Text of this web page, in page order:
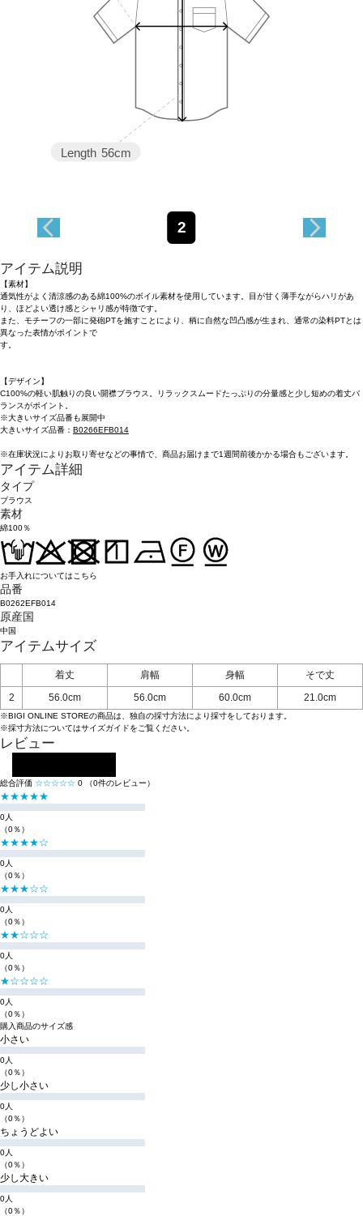
Length 56cm
2
アイテム説明
【素材】
通気性がよく清涼感のある綿100%のボイル素材を使用しています。目が甘く薄手ながらハリがあ
り、ほどよい透け感とシャリ感が特徴です。
また、モチーフの一部に発砲PTを施すことにより、柄に自然な凹凸感が生まれ、通常の染料PTとは
異なった表情がポイントで
【デザイン】
C100%の軽い肌触りの良い開襟ブラウス。リラックスムードたっぷりの分量感と少し短めの着丈バ
ランスがポイント。
※大きいサイズ品番も展開中
大きいサイズ品番： B0266EFB014
※在庫状況によりお取り寄せなどの事情で、商品お届けまで1週間前後かかる場合もございます。
アイテム詳細
タイプ
ブラウス
素材
綿100％
お手入れについてはこちら
品番
B0262EFB014
原産国
中国
アイテムサイズ
着丈 肩幅 身幅
そで丈
2
56.0cm 56.0cm 60.0cm 21.0cm
※BIGI ONLINE STOREの商品は、独自の採寸方法により採寸をしております。
※採寸方法についてはサイズガイドをご覧ください。
レビュー
総合評価 ☆☆☆☆☆ 0 （0件のレビュー）
★★★★★
0人
（0％）
★★★★☆
0人
（0％）
★★★☆☆
0人
（0％）
★★☆☆☆
0人
（0％）
★☆☆☆☆
0人
（0％）
購入商品のサイズ感
小さい
0人
（0％）
少し小さい
0人
（0％）
ちょうどよい
0人
（0％）
少し大きい
0人
（0％）